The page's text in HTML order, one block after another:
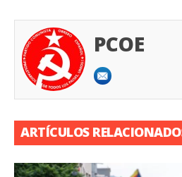
PCOE
ARTÍCULOS